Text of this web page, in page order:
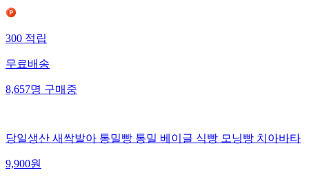
300적립
무료배송
8,657명구매중
당일생산 새싹발아 통밀빵 통밀 베이글 식빵 모닝빵 치아바타
9,900원